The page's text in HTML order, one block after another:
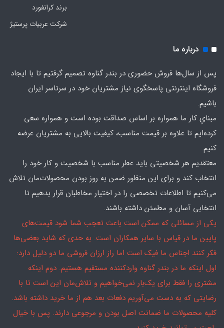
برند کرانفورد
شرکت عربیات پرستیژ
درباره ما
پس از سال‌ها فروش حضوری در بندر گناوه تصمیم گرفتیم تا با ایجاد
فروشگاه اینترنتی پاسخگوی نیاز مشتریان خود در سرتاسر ایران
باشیم.
مبنایِ کار ما همواره بر اساس صداقت بوده است و همواره سعی
کرده‌ایم تا علاوه بر قیمت مناسب، کیفیت بالایی به مشتریان عرضه
کنیم.
معتقدیم هر شخصیتی باید عطر مناسب با شخصیت و کار خود را
انتخاب کند و برای این منظور ضمن به روز بودن محصولات‌مان تلاش
می‌کنیم تا اطلاعات تخصصی را در اختیار مخاطبان قرار بدهیم تا
انتخابی آسان و مطمئن داشته باشند.
یکی از مسائلی که ممکن است باعث تعجب شما شود قیمت‌های
پایین ما در قیاس با سایر همکاران است. به حدی که شاید بعضی‌ها
فکر کنند اجناس ما فیک است اما راز ارزان فروشی ما دو دلیل دارد:
اول اینکه ما در بندر گناوه واردکننده مستقیم هستیم. دوم اینکه
مشتری را فقط برای یک‌بار نمی‌خواهیم و تلاش‌مان این است تا با
رضایتی که به دست می‌آوریم دفعات بعد هم از ما خرید داشته باشد.
کلیه محصولات ما ضمانت اصل بودن و مرجوعی دارند. پس با خیال